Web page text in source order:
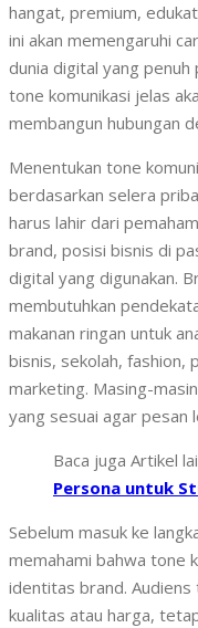
hangat, premium,
ini akan memengaruhi
dunia digital yang
tone komunikasi jelas
membangun hubungan
Menentukan tone
berdasarkan selera
harus lahir dari
brand, posisi bisnis di
digital yang digunakan.
membutuhkan
makanan ringan untuk
bisnis, sekolah, fashion,
marketing. Masing-
yang sesuai agar pesan
Baca juga Artikel
Persona untuk
Sebelum masuk ke
memahami bahwa tone
identitas brand. Audiens
kualitas atau harga,